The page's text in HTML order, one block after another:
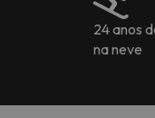
24 anos
na neve